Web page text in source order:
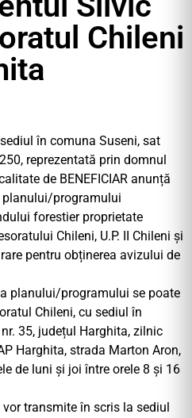
Chileni
în comuna Suseni, sat
reprezentată prin domnul
de BENEFICIAR anunță
planului/programului
forestier proprietate
Chileni, U.P. II Chileni și
pentru obținerea avizului de
planului/programului se poate
Chileni, cu sediul în
35, județul Harghita, zilnic
Harghita, strada Marton Aron,
de luni și joi între orele 8 și 16
transmite în scris la sediul